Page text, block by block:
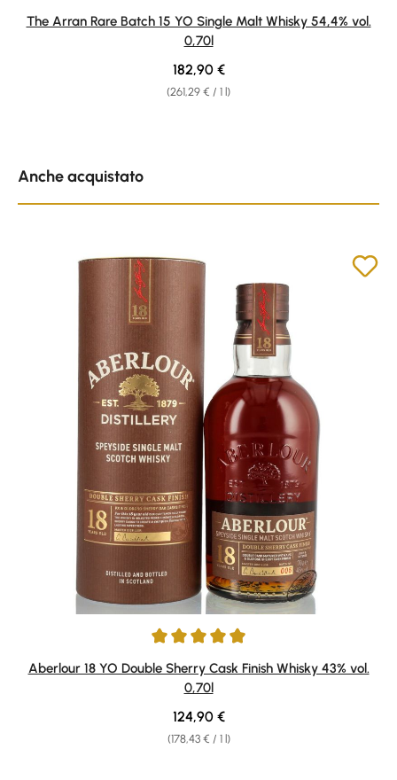
The Arran Rare Batch 15 YO Single Malt Whisky 54,4% vol.
0,70l
(261,29 € / 1 l)
Regular price:
182,90 €
Anche acquistato
Average rating of 4.97 out of 5 stars
Aberlour 18 YO Double Sherry Cask Finish Whisky 43% vol.
0,70l
(178,43 € / 1 l)
Regular price:
124,90 €